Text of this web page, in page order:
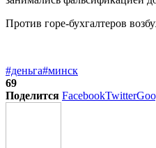
Против горе-бухгалтеров
#деньга#минск
69
Поделится FacebookTwitter